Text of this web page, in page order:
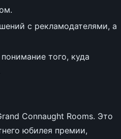
с рекламодателями, а
того, куда
Connaught Rooms. Это
юбилея премии,